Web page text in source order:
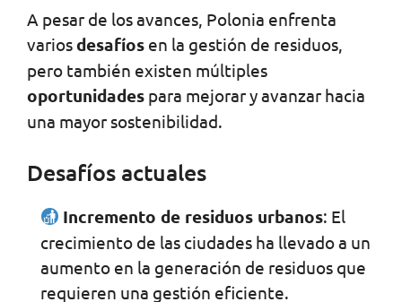
A pesar de los avances, Polonia enfrenta
variosdesafíos en la gestión de residuos,
pero también existen múltiples
oportunidades para mejorar y avanzar hacia
una mayor sostenibilidad.
Desafíos actuales
Incremento de residuos urbanos: El
crecimiento de las ciudades ha llevado a un
aumento en la generación de residuos que
requieren una gestión eficiente.